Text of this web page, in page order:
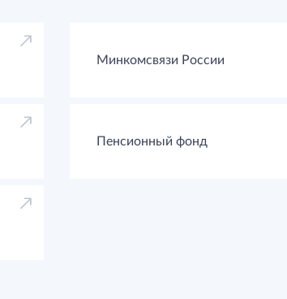
Минкомсвязи России
Пенсионный фонд